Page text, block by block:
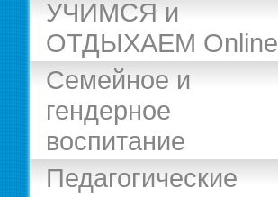
УЧИМСЯ и
ОТДЫХАЕМ Online
Семейное и
гендерное
воспитание
Педагогические